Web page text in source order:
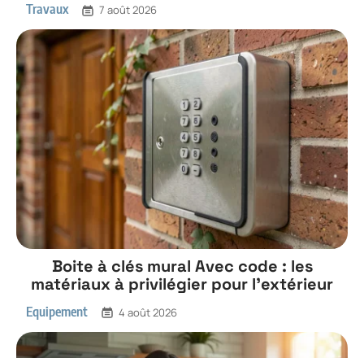
Travaux 7 août 2026
Boite à clés mural Avec code : les
matériaux à privilégier pour l’extérieur
Equipement 4 août 2026